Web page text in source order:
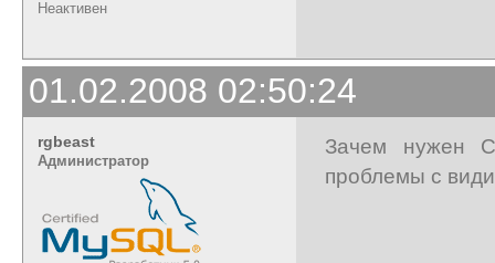
Неактивен
01.02.2008 02:50:24
rgbeast
Администратор
Зачем нужен
проблемы с